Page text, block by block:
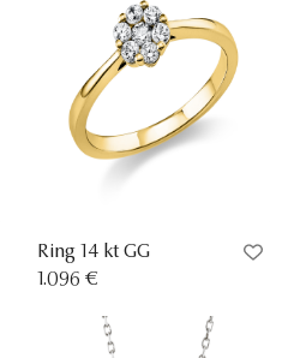
Ring 14 kt GG
1.096 €